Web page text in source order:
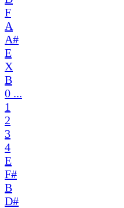
F
A
A#
E
X
B
0 ...
1
2
3
4
E
F#
B
D#